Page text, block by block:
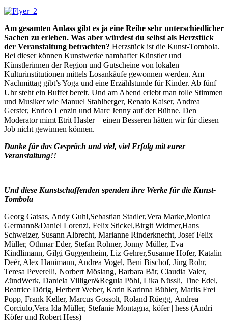
Am gesamten Anlass gibt es ja eine Reihe sehr unterschiedlicher
Sachen zu erleben. Was aber würdest du selbst als Herzstück
der Veranstaltung betrachten? Herzstück ist die Kunst-Tombola.
Bei dieser können Kunstwerke namhafter Künstler und
Künstlerinnen der Region und Gutscheine von lokalen
Kulturinstitutionen mittels Losankäufe gewonnen werden. Am
Nachmittag gibt’s Yoga und eine Erzählstunde für Kinder. Ab fünf
Uhr steht ein Buffet bereit. Und am Abend erlebt man tolle Stimmen
und Musiker wie Manuel Stahlberger, Renato Kaiser, Andrea
Gerster, Enrico Lenzin und Marc Jenny auf der Bühne. Den
Moderator mimt Etrit Hasler – einen Besseren hätten wir für diesen
Job nicht gewinnen können.
Danke für das Gespräch und viel, viel Erfolg mit eurer
Veranstaltung!!
Und diese Kunstschaffenden spenden ihre Werke für die Kunst-
Tombola
Georg Gatsas, Andy Guhl,Sebastian Stadler,Vera Marke,Monica
Germann&Daniel Lorenzi, Felix Stickel,Birgit Widmer,Hans
Schweizer, Susann Albrecht, Marianne Rinderknecht, Josef Felix
Müller, Othmar Eder, Stefan Rohner, Jonny Müller, Eva
Kindlimann, Gilgi Guggenheim, Liz Gehrer,Susanne Hofer, Katalin
Deér, Alex Hanimann, Andrea Vogel, Beni Bischof, Jürg Rohr,
Teresa Peverelli, Norbert Möslang, Barbara Bär, Claudia Valer,
ZündWerk, Daniela Villiger&Regula Pöhl, Lika Nüssli, Tine Edel,
Beatrice Dörig, Herbert Weber, Karin Karinna Bühler, Marlis Frei
Popp, Frank Keller, Marcus Gossolt, Roland Rüegg, Andrea
Corciulo,Vera Ida Müller, Stefanie Montagna, köfer | hess (Andri
Köfer und Robert Hess)